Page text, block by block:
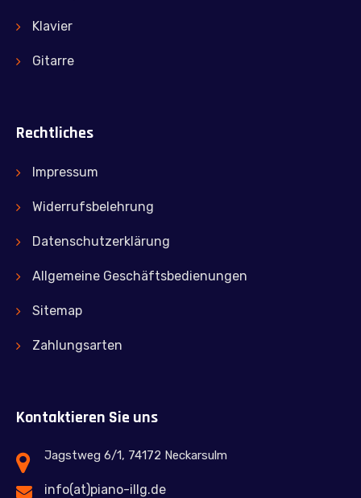
Klavier
Gitarre
Rechtliches
Impressum
Widerrufsbelehrung
Datenschutzerklärung
Allgemeine Geschäftsbedienungen
Sitemap
Zahlungsarten
Kontaktieren Sie uns
Jagstweg 6/1, 74172 Neckarsulm
info(at)piano-illg.de